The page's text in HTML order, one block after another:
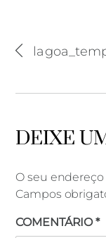
DEIXE
O seu
Campos
COMENTÁRIO*